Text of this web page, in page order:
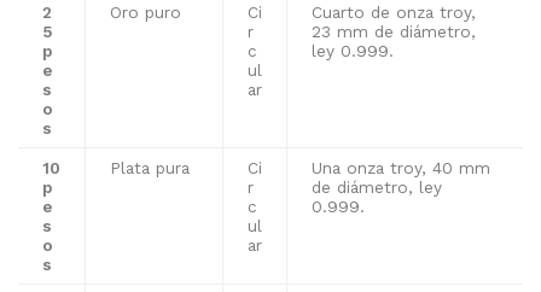
2
5
p
e
s
o
s
Oro puro
Ci
r
c
ul
ar
Cuarto de onza troy,
23 mm de diámetro,
ley 0.999.
10
p
e
s
o
s
Plata pura
Ci
r
c
ul
ar
Una onza troy, 40 mm
de diámetro, ley
0.999.